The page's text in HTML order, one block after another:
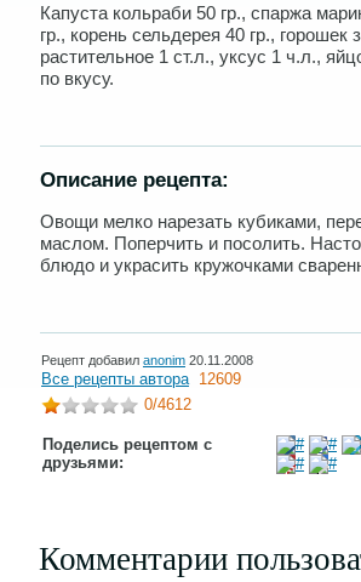
Капуста кольраби 50 гр., спаржа
гр., корень сельдерея 40 гр., горошек
растительное 1 ст.л., уксус 1 ч.л.,
по вкусу.
Описание рецепта:
Овощи мелко нарезать кубиками,
маслом. Поперчить и посолить.
блюдо и украсить кружочками
Рецепт добавил anonim 20.11.2008
Все рецепты автора 12609
0/4612
Поделись рецептом с
друзьями:
Комментарии